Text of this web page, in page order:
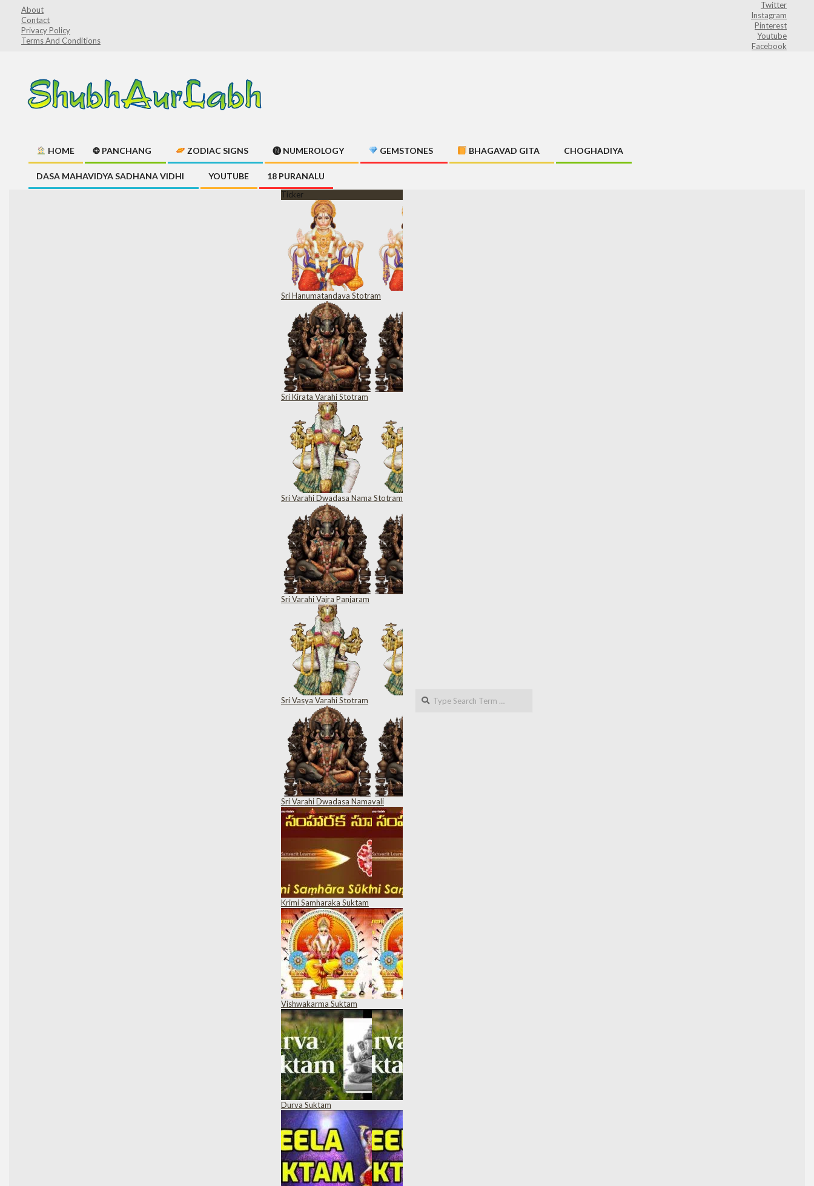
content
About
Contact
Privacy Policy
Terms And Conditions
Twitter
Instagram
Pinterest
Youtube
Facebook
HOME ❂ PANCHANG ZODIAC SIGNS 🅝 NUMEROLOGY GEMSTONES BHAGAVAD GITA CHOGHADIYA
DASA MAHAVIDYA SADHANA VIDHI YOUTUBE 18 PURANALU
Ticker
Sri Hanumatandava Stotram
Sri Kirata Varahi Stotram
Sri Varahi Dwadasa Nama Stotram
Sri Varahi Vajra Panjaram
Sri Vasya Varahi Stotram
Sri Varahi Dwadasa Namavali
Krimi Samharaka Suktam
Vishwakarma Suktam
Durva Suktam